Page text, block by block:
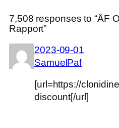
7,508 responses to “ÅF
Rapport”
2023-09-01
SamuelPaf
[url=https://
discount[/url]